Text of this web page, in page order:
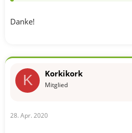
Danke!
K Korkikork
Mitglied
28. Apr. 2020